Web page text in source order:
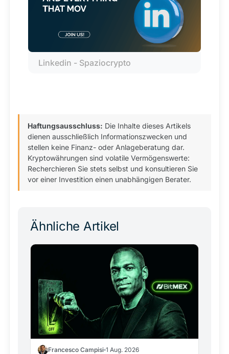
Linkedin - Spaziocrypto
Haftungsausschluss: Die Inhalte dieses Artikels
dienen ausschließlich Informationszwecken und
stellen keine Finanz- oder Anlageberatung dar.
Kryptowährungen sind volatile Vermögenswerte:
Recherchieren Sie stets selbst und konsultieren Sie
vor einer Investition einen unabhängigen Berater.
Ähnliche Artikel
Francesco Campisi 1 Aug. 2026